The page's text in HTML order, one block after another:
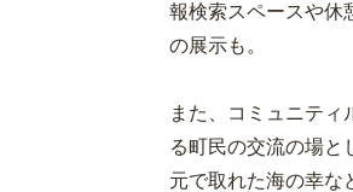
報検索スペースや休
の展示も。
また、コミュニテ
る町民の交流の場と
元で取れた海の幸な